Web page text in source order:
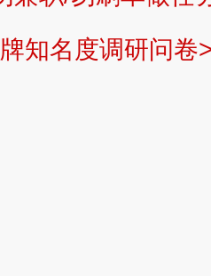
知名度调研问卷